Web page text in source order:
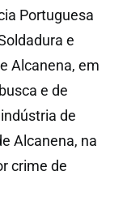
Portuguesa
e
Alcanena, em
e de
de
Alcanena, na
crime de